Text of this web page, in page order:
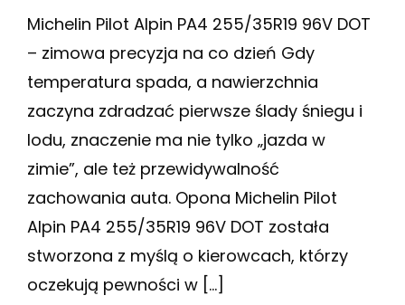
Michelin Pilot Alpin PA4 255/35R19 96V DOT
– zimowa precyzja na co dzień Gdy
temperatura spada, a nawierzchnia
zaczyna zdradzać pierwsze ślady śniegu i
lodu, znaczenie ma nie tylko „jazda w
zimie”, ale też przewidywalność
zachowania auta. Opona Michelin Pilot
Alpin PA4 255/35R19 96V DOT została
stworzona z myślą o kierowcach, którzy
oczekują pewności w […]